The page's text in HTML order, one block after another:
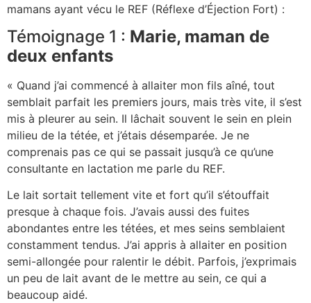
mamans ayant vécu le REF (Réflexe d’Éjection Fort) :
Témoignage 1 : Marie, maman de
deux enfants
« Quand j’ai commencé à allaiter mon fils aîné, tout
semblait parfait les premiers jours, mais très vite, il s’est
mis à pleurer au sein. Il lâchait souvent le sein en plein
milieu de la tétée, et j’étais désemparée. Je ne
comprenais pas ce qui se passait jusqu’à ce qu’une
consultante en lactation me parle du REF.
Le lait sortait tellement vite et fort qu’il s’étouffait
presque à chaque fois. J’avais aussi des fuites
abondantes entre les tétées, et mes seins semblaient
constamment tendus. J’ai appris à allaiter en position
semi-allongée pour ralentir le débit. Parfois, j’exprimais
un peu de lait avant de le mettre au sein, ce qui a
beaucoup aidé.